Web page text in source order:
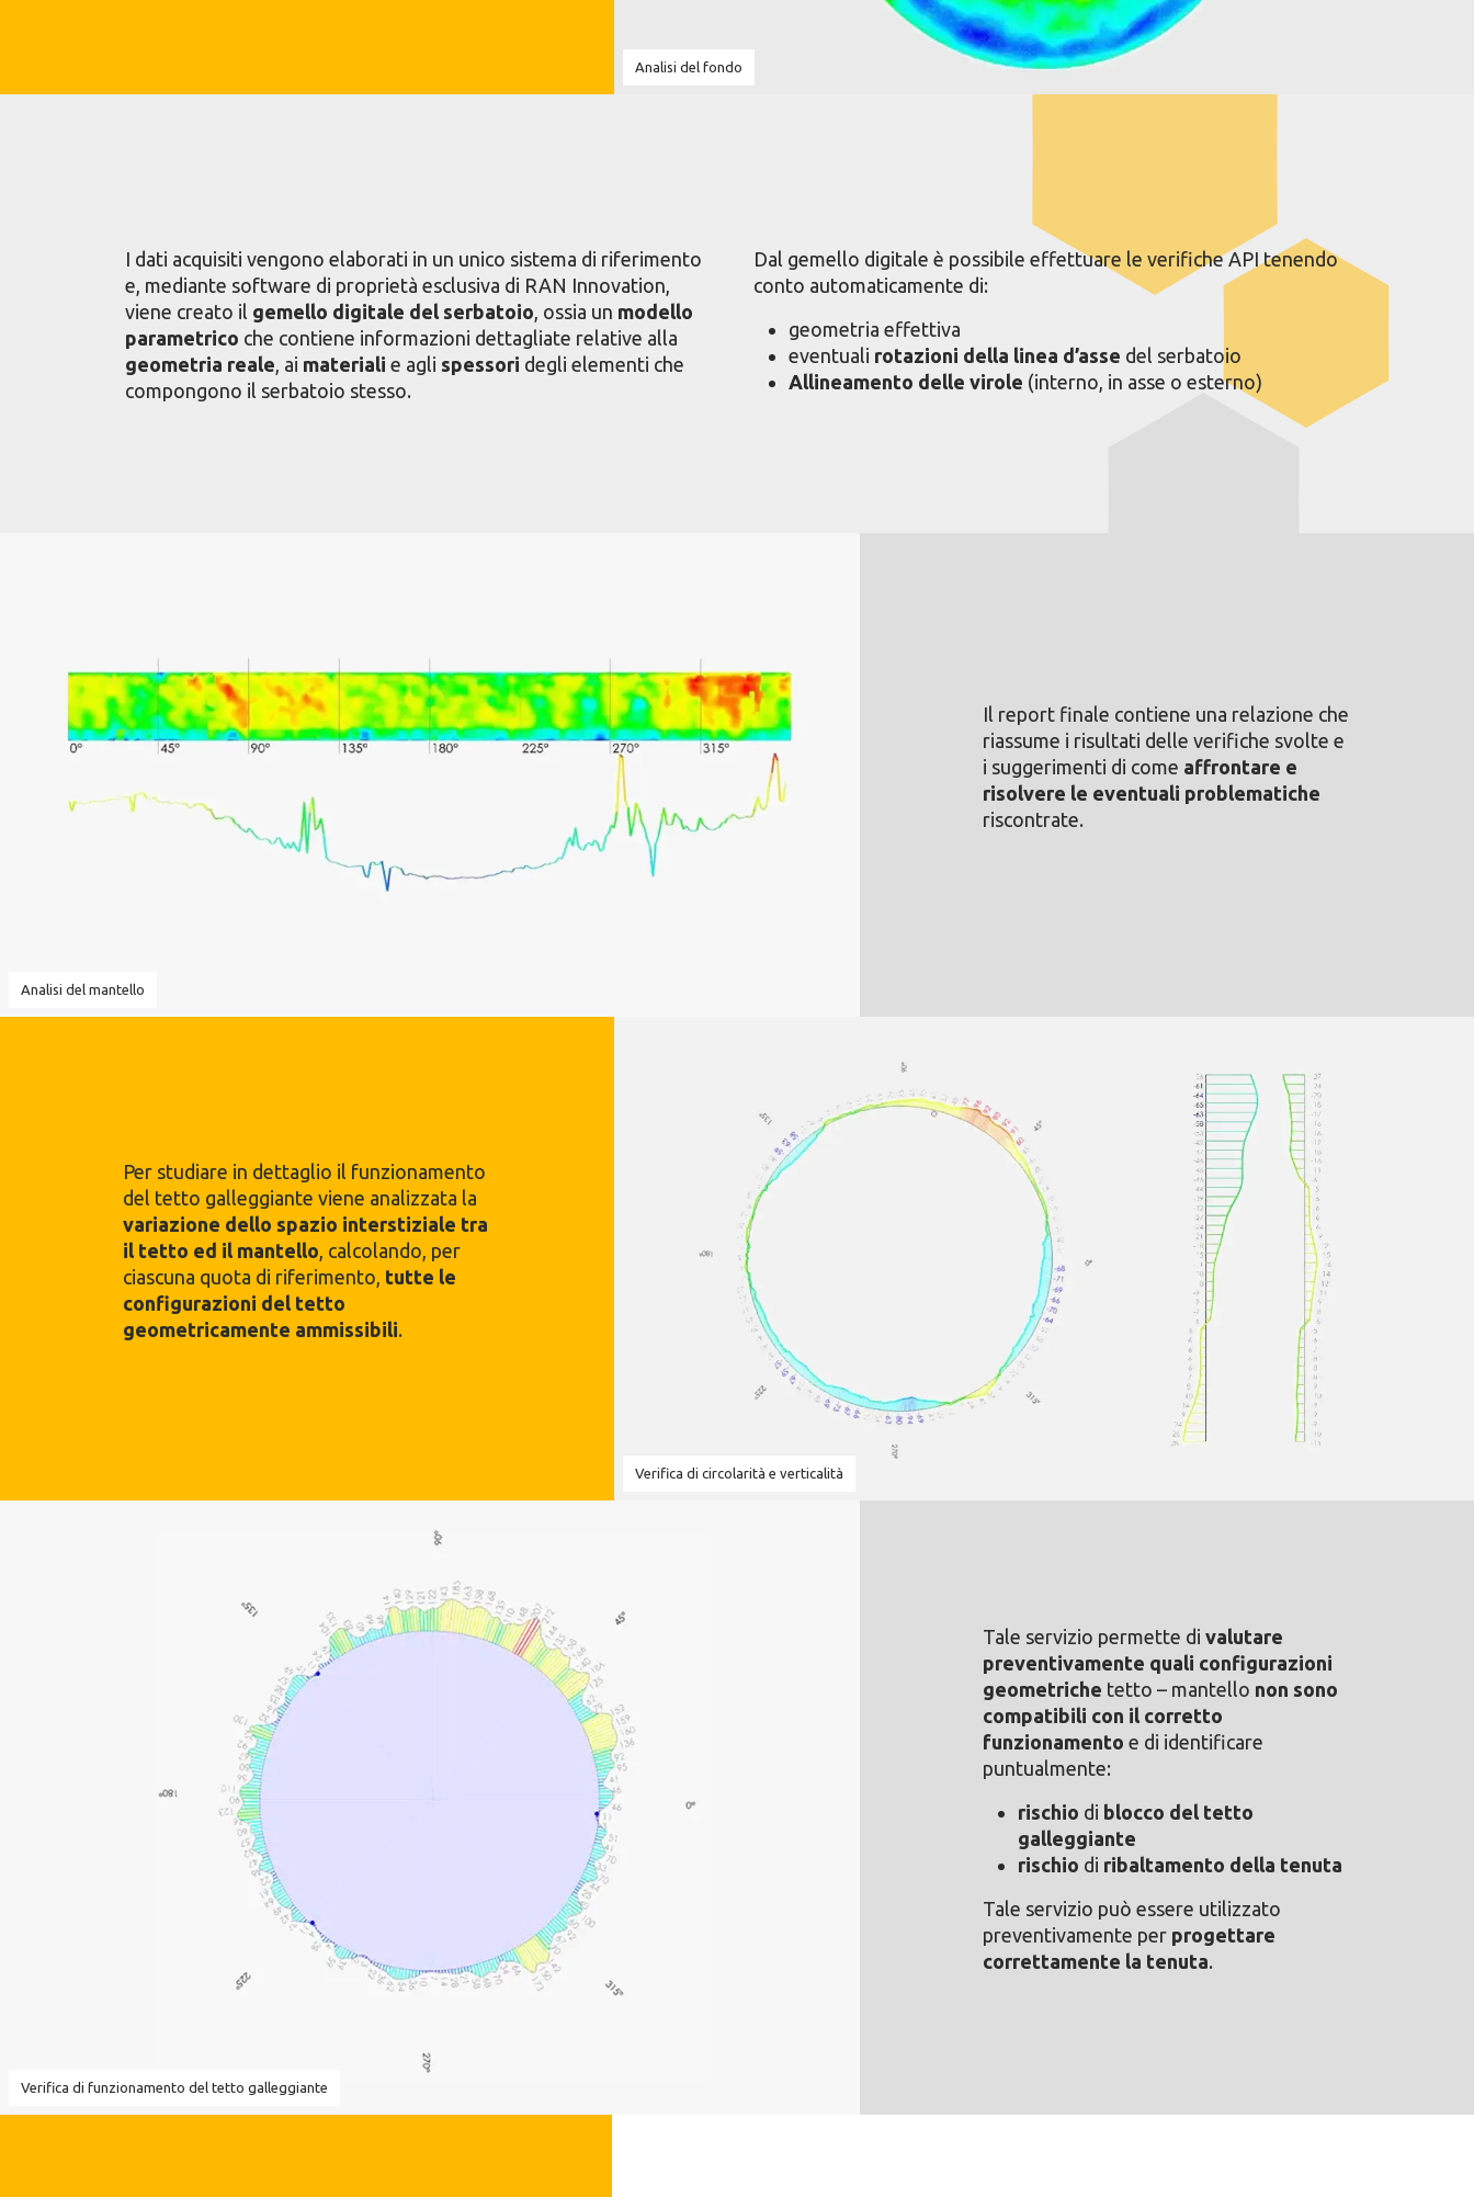
Analisi del fondo
I dati acquisiti vengono elaborati in un unico sistema di riferimento
e, mediante software di proprietà esclusiva di RAN Innovation,
viene creato il gemello digitale del serbatoio, ossia un modello
parametrico che contiene informazioni dettagliate relative alla
geometria reale, ai materiali e agli spessori degli elementi che
compongono il serbatoio stesso.
Dal gemello digitale è possibile effettuare le verifiche API tenendo
conto automaticamente di:
geometria effettiva
eventuali rotazioni della linea d’asse del serbatoio
Allineamento delle virole (interno, in asse o esterno)
Analisi del mantello
Il report finale contiene una relazione che
riassume i risultati delle verifiche svolte e
i suggerimenti di come affrontare e
risolvere le eventuali problematiche
riscontrate.
Per studiare in dettaglio il funzionamento
del tetto galleggiante viene analizzata la
variazione dello spazio interstiziale tra
il tetto ed il mantello , calcolando, per
ciascuna quota di riferimento, tutte le
configurazioni del tetto
geometricamente ammissibili.
Verifica di circolarità e verticalità
Verifica di funzionamento del tetto galleggiante
Tale servizio permette di valutare
preventivamente quali configurazioni
geometriche tetto – mantello non sono
compatibili con il corretto
funzionamento e di identificare
puntualmente:
rischio di blocco del tetto
galleggiante
rischio di ribaltamento della tenuta
Tale servizio può essere utilizzato
preventivamente per progettare
correttamente la tenuta.